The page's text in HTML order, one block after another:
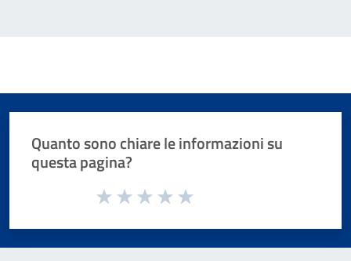
Quanto sono chiare le informazioni su
questa pagina?
Valuta da 1 a 5 stelle la pagina